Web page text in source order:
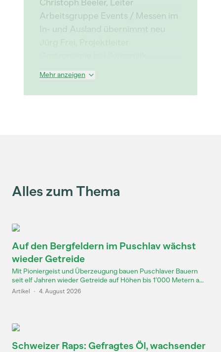
Christoph Beeler, Leiter
Arbeitsgruppe Events / Messen im
In- und Ausland übernimmt neu
Mehr anzeigen
Alles zum Thema
Auf den Bergfeldern im Puschlav wächst
wieder Getreide
Mit Pioniergeist und Überzeugung bauen Puschlaver Bauern
seit elf Jahren wieder Getreide auf Höhen bis 1’000 Metern a...
Artikel · 4. August 2026
Schweizer Raps: Gefragtes Öl, wachsender